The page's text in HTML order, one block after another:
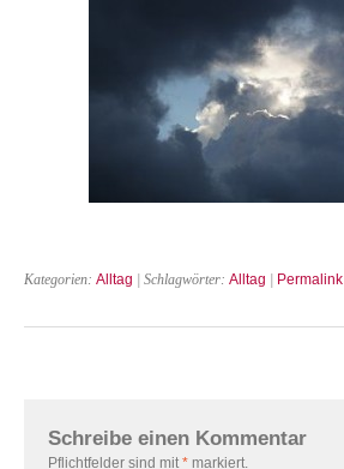
Kategorien: Alltag | Schlagwörter: Alltag | Permalink
Schreibe einen Kommentar
Pflichtfelder sind mit * markiert.